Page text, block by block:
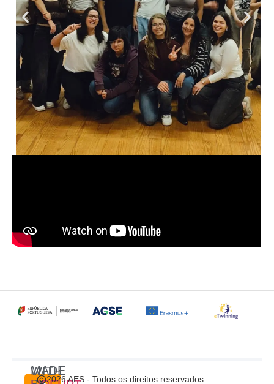
MADE WITH
2026 AES - Todos os direitos reservados